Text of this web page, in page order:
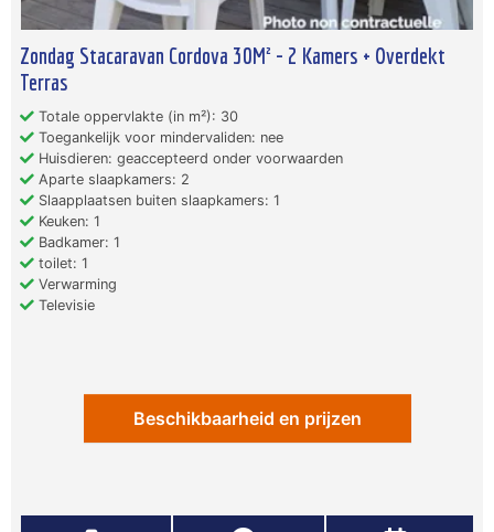
Zondag Stacaravan Cordova 30M² - 2 Kamers + Overdekt
Terras
Totale oppervlakte (in m²): 30
Toegankelijk voor mindervaliden: nee
Huisdieren: geaccepteerd onder voorwaarden
Aparte slaapkamers: 2
Slaapplaatsen buiten slaapkamers: 1
Keuken: 1
Badkamer: 1
toilet: 1
Verwarming
Televisie
Beschikbaarheid en prijzen